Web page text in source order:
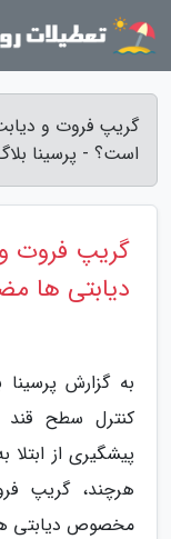
گریپ فروت و
است؟ - پرسینا
گریپ فروت
دیابتی ها
به گزارش
کنترل سطح
هرچند، گریپ
مخصوص دیابتی